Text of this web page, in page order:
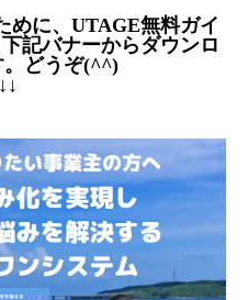
めに、UTAGE無料ガイ
記バナーからダウンロ
。どうぞ(^^)